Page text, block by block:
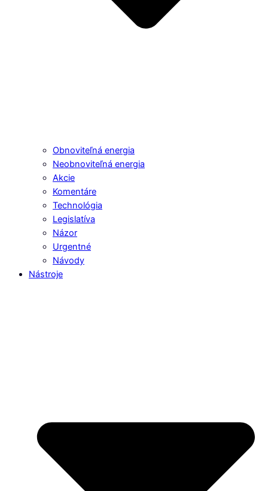
Obnoviteľná energia
Neobnoviteľná energia
Akcie
Komentáre
Technológia
Legislatíva
Názor
Urgentné
Návody
Nástroje